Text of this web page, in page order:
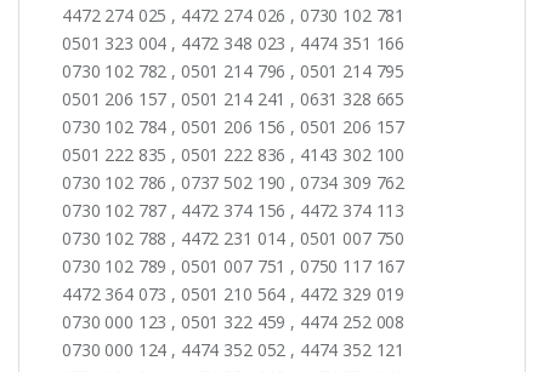
4472 274 025 , 4472 274 026 , 0730 102 781
0501 323 004 , 4472 348 023 , 4474 351 166
0730 102 782 , 0501 214 796 , 0501 214 795
0501 206 157 , 0501 214 241 , 0631 328 665
0730 102 784 , 0501 206 156 , 0501 206 157
0501 222 835 , 0501 222 836 , 4143 302 100
0730 102 786 , 0737 502 190 , 0734 309 762
0730 102 787 , 4472 374 156 , 4472 374 113
0730 102 788 , 4472 231 014 , 0501 007 750
0730 102 789 , 0501 007 751 , 0750 117 167
4472 364 073 , 0501 210 564 , 4472 329 019
0730 000 123 , 0501 322 459 , 4474 252 008
0730 000 124 , 4474 352 052 , 4474 352 121